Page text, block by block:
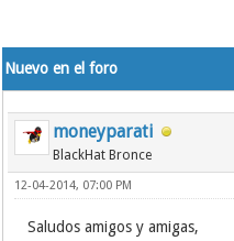
Nuevo en el foro
moneyparati
BlackHat Bronce
12-04-2014, 07:00 PM
Saludos amigos y amigas,